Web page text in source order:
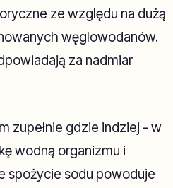
ze względu na dużą
węglowodanów.
za nadmiar
zupełnie gdzie indziej - w
wodną organizmu i
spożycie sodu powoduje